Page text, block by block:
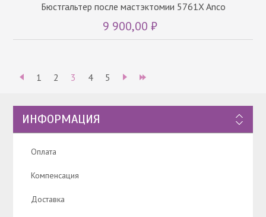
Бюстгальтер после мастэктомии 5761X Anco
9 900,00 ₽
1 2 3 4 5
ИНФОРМАЦИЯ
Оплата
Компенсация
Доставка